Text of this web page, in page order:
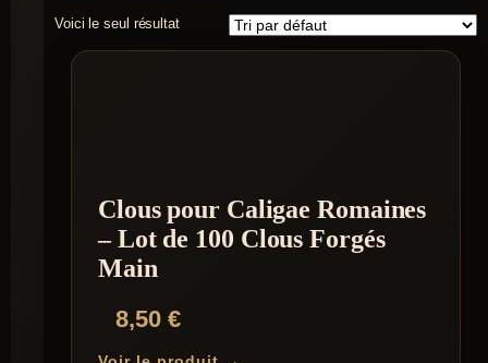
Voici le seul résultat
Clous pour Caligae Romaines
– Lot de 100 Clous Forgés
Main
8,50 €